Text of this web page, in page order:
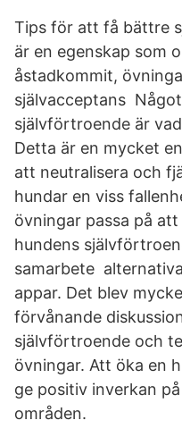
Tips för att få bättre
är en egenskap som
åstadkommit,
självacceptans
självförtroende är
Detta är en mycket
att neutralisera och
hundar en viss
övningar passa på
hundens
samarbete
appar. Det blev
förvånande
självförtroende och
övningar. Att öka en
ge positiv inverkan
områden.